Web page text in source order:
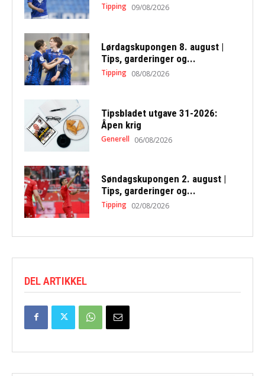
Tipping 09/08/2026
Lørdagskupongen 8. august |
Tips, garderinger og...
Tipping 08/08/2026
Tipsbladet utgave 31-2026:
Åpen krig
Generell 06/08/2026
Søndagskupongen 2. august |
Tips, garderinger og...
Tipping 02/08/2026
DEL ARTIKKEL